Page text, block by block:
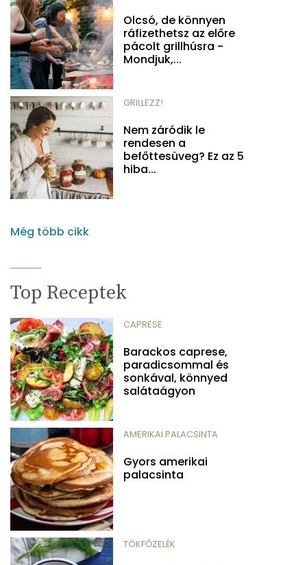
Olcsó, de könnyen
ráfizethetsz az előre
pácolt grillhúsra -
Mondjuk,...
GRILLEZZ!
Nem záródik le
rendesen a
befőttesüveg? Ez az 5
hiba...
Még több cikk
Top Receptek
CAPRESE
Barackos caprese,
paradicsommal és
sonkával, könnyed
salátaágyon
AMERIKAI PALACSINTA
Gyors amerikai
palacsinta
TÖKFŐZELÉK